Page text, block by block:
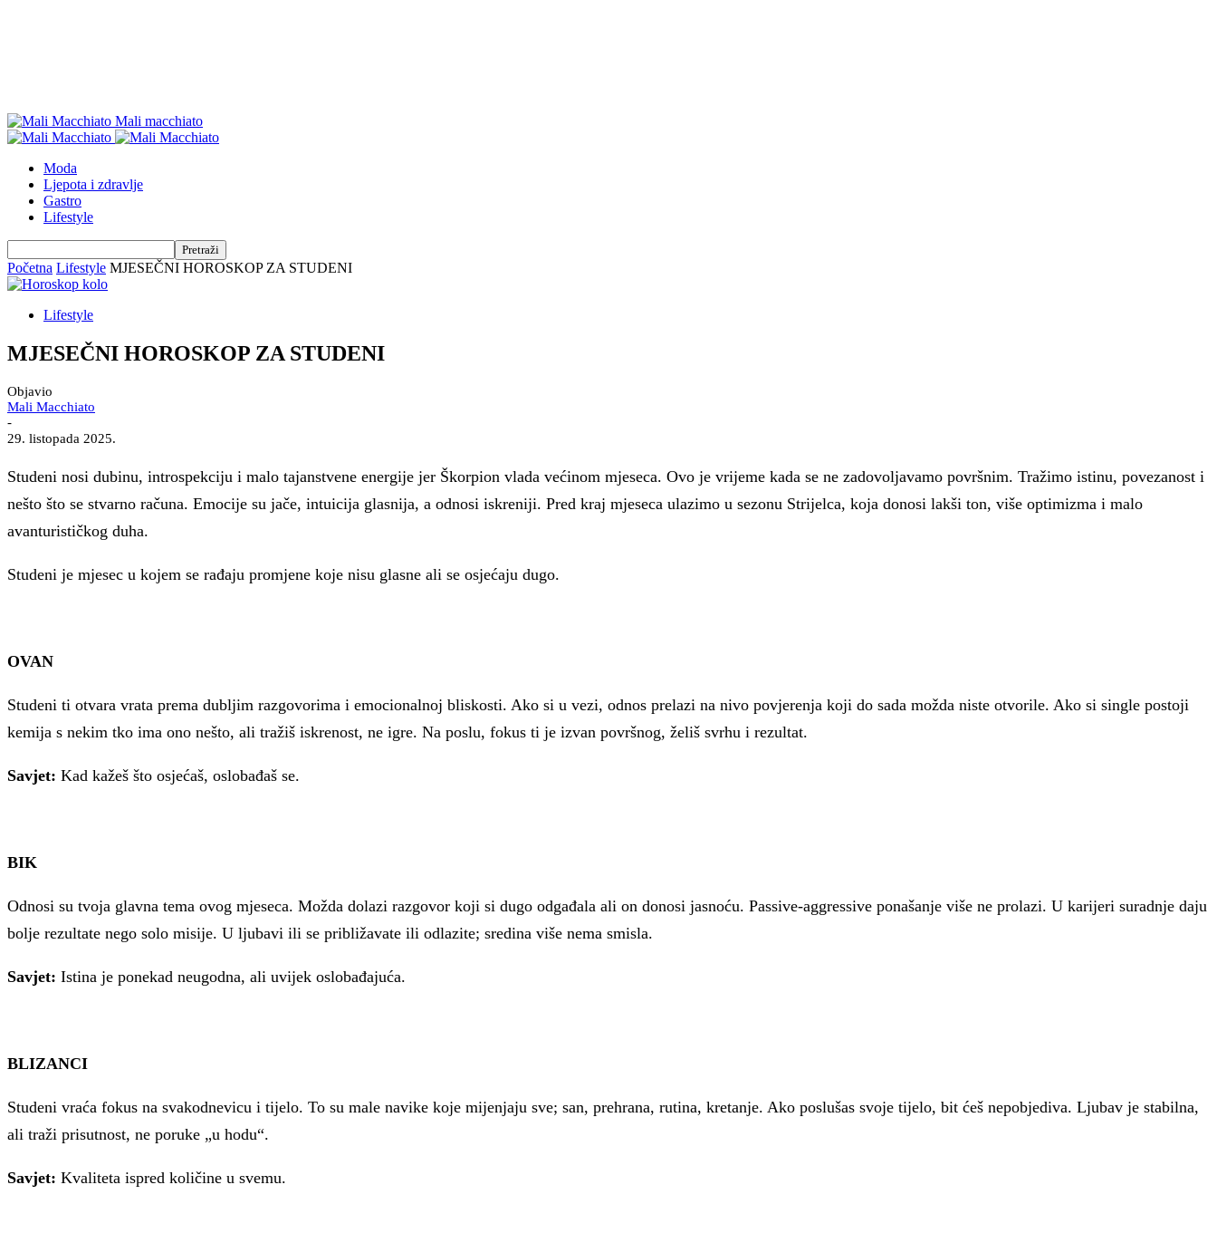
Mali macchiato
Moda
Ljepota i zdravlje
Gastro
Lifestyle
Početna Lifestyle MJESEČNI HOROSKOP ZA STUDENI
Lifestyle
MJESEČNI HOROSKOP ZA STUDENI
Objavio
Mali Macchiato
-
29. listopada 2025.
Studeni nosi dubinu, introspekciju i malo tajanstvene energije jer Škorpion vlada većinom mjeseca. Ovo je vrijeme kada se ne zadovoljavamo površnim. Tražimo istinu, povezanost i
nešto što se stvarno računa. Emocije su jače, intuicija glasnija, a odnosi iskreniji. Pred kraj mjeseca ulazimo u sezonu Strijelca, koja donosi lakši ton, više optimizma i malo
avanturističkog duha.
Studeni je mjesec u kojem se rađaju promjene koje nisu glasne ali se osjećaju dugo.
OVAN
Studeni ti otvara vrata prema dubljim razgovorima i emocionalnoj bliskosti. Ako si u vezi, odnos prelazi na nivo povjerenja koji do sada možda niste otvorile. Ako si single postoji
kemija s nekim tko ima ono nešto, ali tražiš iskrenost, ne igre. Na poslu, fokus ti je izvan površnog, želiš svrhu i rezultat.
Savjet: Kad kažeš što osjećaš, oslobađaš se.
BIK
Odnosi su tvoja glavna tema ovog mjeseca. Možda dolazi razgovor koji si dugo odgađala ali on donosi jasnoću. Passive-aggressive ponašanje više ne prolazi. U karijeri suradnje daju
bolje rezultate nego solo misije. U ljubavi ili se približavate ili odlazite; sredina više nema smisla.
Savjet: Istina je ponekad neugodna, ali uvijek oslobađajuća.
BLIZANCI
Studeni vraća fokus na svakodnevicu i tijelo. To su male navike koje mijenjaju sve; san, prehrana, rutina, kretanje. Ako poslušas svoje tijelo, bit ćeš nepobjediva. Ljubav je stabilna,
ali traži prisutnost, ne poruke „u hodu“.
Savjet: Kvaliteta ispred količine u svemu.